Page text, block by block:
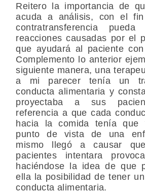
Reitero la importancia de
acuda a análisis, con el
contratransferencia
reacciones causadas por el
que ayudará al paciente
Complemento lo anterior
siguiente manera, una
a mi parecer tenía un
conducta alimentaria y
proyectaba a sus
referencia a que cada
hacia la comida tenía que
punto de vista de una
mismo llegó a causar
pacientes intentara
haciéndose la idea de que
ella la posibilidad de tener
conducta alimentaria.